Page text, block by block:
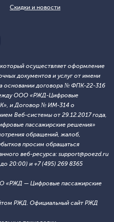
Скидки и новости
который осуществляет оформление
документов и услуг от имени
основании договора № ФПК-22-316
ООО «РЖД-Цифровые
и Договор № ИМ-314 о
Веб-системы от 29.12.2017 года,
пассажирские решения»
обращений, жалоб,
просим обращаться
веб-ресурса: support@poezd.ru
20:00) и +7 (495) 269 8365
«РЖД — Цифровые пассажирские
РЖД. Официальный сайт РЖД